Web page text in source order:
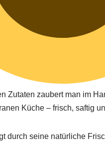
Zutaten zaubert man im
Küche – frisch, saftig
durch seine natürliche